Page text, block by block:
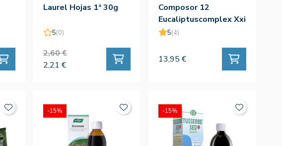
Laurel Hojas 1ª 30g
5(0)
2,60 €
2,21 €
Composor 12
Eucaliptuscomplex Xxi
50ml
5(4)
13,95 €
-15% -15%